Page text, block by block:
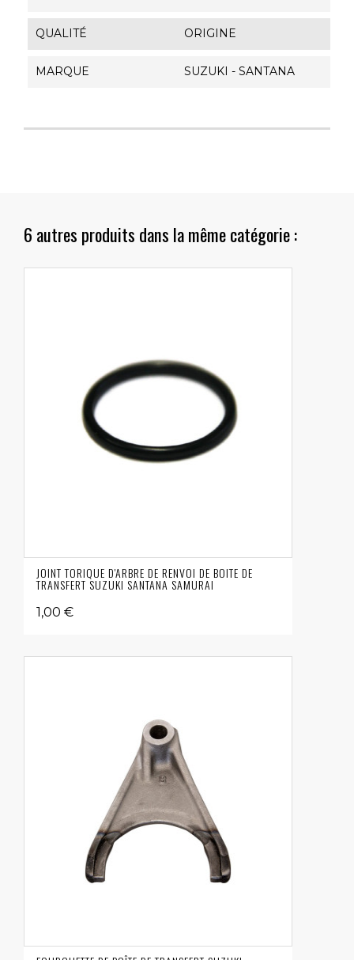
QUALITÉ ORIGINE
MARQUE SUZUKI - SANTANA
6 autres produits dans la même catégorie :
JOINT TORIQUE D'ARBRE DE RENVOI DE BOITE DE
TRANSFERT SUZUKI SANTANA SAMURAI
1,00 €